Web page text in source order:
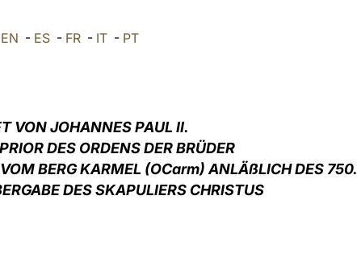
EN - ES - FR - IT - PT
VON JOHANNES PAUL II.
DES ORDENS DER BRÜDER
BERG KARMEL (OCarm) ANLÄßLICH DES 750.
DES SKAPULIERS CHRISTUS